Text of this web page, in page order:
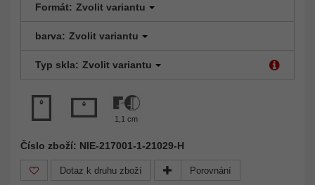
Formát: Zvolit variantu
barva: Zvolit variantu
Typ skla: Zvolit variantu
1,1 cm
Číslo zboží: NIE-217001-1-21029-H
Dotaz k druhu zboží Porovnání